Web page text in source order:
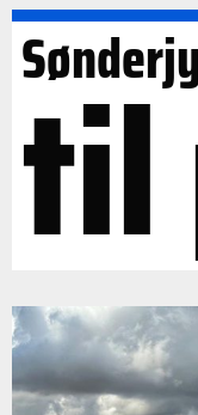
til